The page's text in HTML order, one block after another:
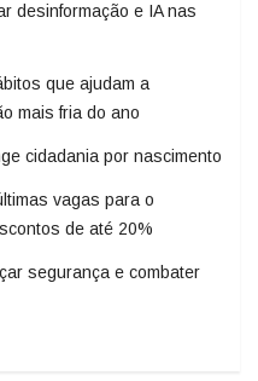
desinformação e IA nas
que ajudam a
mais fria do ano
cidadania por nascimento
vagas para o
de até 20%
segurança e combater